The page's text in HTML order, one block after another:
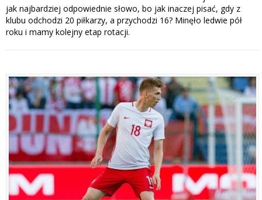
jak najbardziej odpowiednie słowo, bo jak inaczej pisać, gdy z
klubu odchodzi 20 piłkarzy, a przychodzi 16? Minęło ledwie pół
roku i mamy kolejny etap rotacji.